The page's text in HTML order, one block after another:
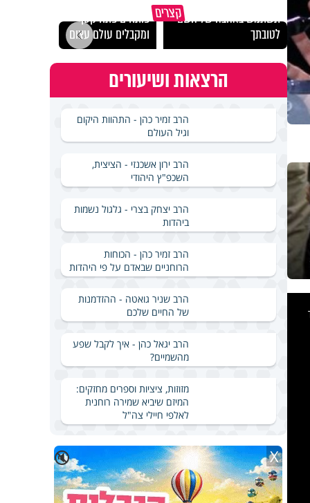
This
קצריםתשתמש באהבה של השם
לטובתך
פותחים פתח קטן -
ומקבלים עולם עצום
הרצאות ושיעורים
הרב זמיר כהן - התהוות היקום
וגיל העולם
הרב ירון אשכנזי - הציצית,
השכפ"ץ היהודי
הרב יצחק בצרי - גלגול נשמות
ביהדות
הרב זמיר כהן - הכוחות
הרוחניים שבאדם על פי היהדות
הרב שניר גואטה - ההזדמנות
של החיים שלכם
הרב יגאל כהן - איך לקבל שפע
מהשמיים?
מזוזות, ציציות וספרים מחזקים:
המיזם שיביא שמירה רוחנית
לאלפי חיילי צה"ל
🔇 X